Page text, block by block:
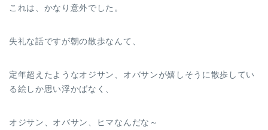
これは、かなり意外でした。
失礼な話ですが朝の散歩なんて、
定年超えたようなオジサン、オバサンが嬉しそうに散歩してい
る絵しか思い浮かばなく、
オジサン、オバサン、ヒマなんだな～